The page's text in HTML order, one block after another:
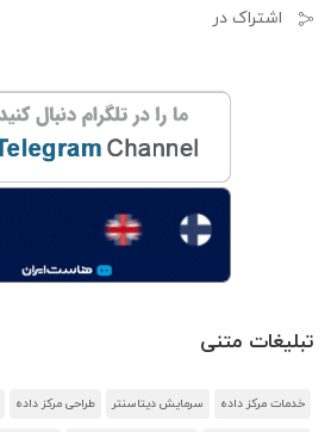
اشتراک در
تبلیغات متنی
خدمات مرکز داده سرمایش دیتاسنتر طراحی مرکز داده